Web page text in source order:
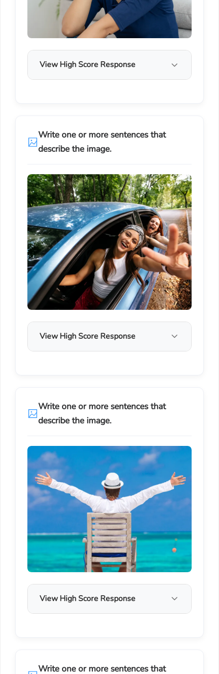
View High Score Response
Write one or more sentences that
describe the image.
View High Score Response
Write one or more sentences that
describe the image.
View High Score Response
Write one or more sentences that